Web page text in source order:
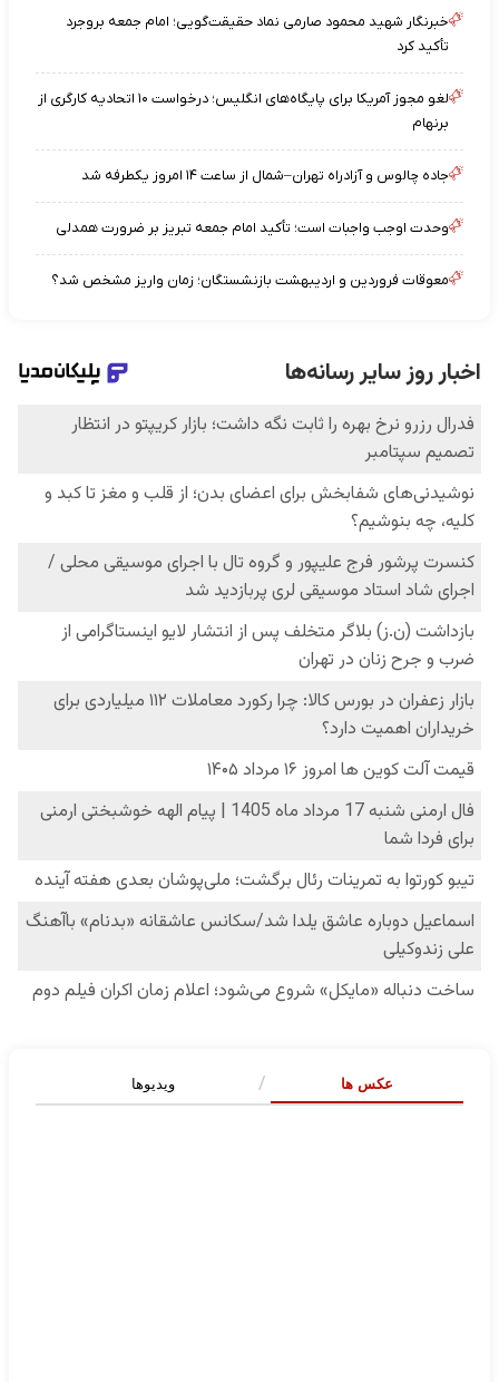
خبرنگار شهید محمود صارمی نماد حقیقت‌گویی؛ امام جمعه بروجرد
تأکید کرد
لغو مجوز آمریکا برای پایگاه‌های انگلیس؛ درخواست ۱۰ اتحادیه کارگری از
برنهام
جاده چالوس و آزادراه تهران–شمال از ساعت ۱۴ امروز یکطرفه شد
وحدت اوجب واجبات است؛ تأکید امام جمعه تبریز بر ضرورت همدلی
معوقات فروردین و اردیبهشت بازنشستگان؛ زمان واریز مشخص شد؟
عکس ها ویدیوها